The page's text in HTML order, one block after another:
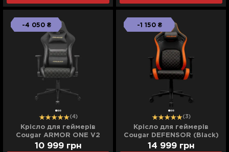
-4 050 ₴
(4)
Крісло для геймерів
Cougar ARMOR ONE V2
GOLD F (Black) (UA)
10 999 грн
-1 150 ₴
(3)
Крісло для геймерів
Cougar DEFENSOR (Black)
(UA)
14 999 грн